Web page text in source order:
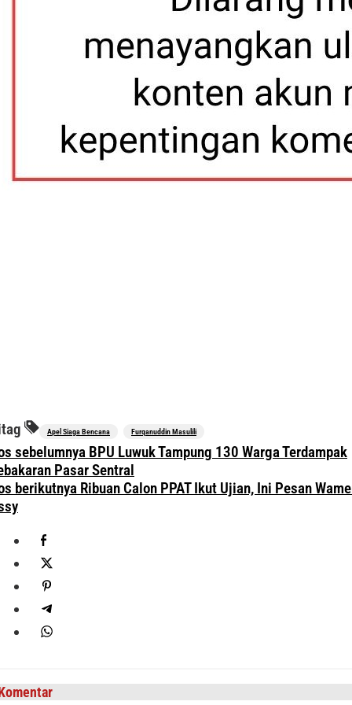
Apel Siaga Bencana Furqanuddin Masulili
sebelumnya BPU Luwuk Tampung 130 Warga Terdampak
Pasar Sentral
berikutnya Ribuan Calon PPAT Ikut Ujian, Ini Pesan